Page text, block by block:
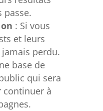
passe.
: Si vous
et leurs
jamais perdu.
base de
qui sera
continuer à